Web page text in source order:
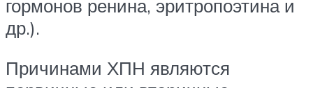
гормонов ренина, эритропоэтина и
др.).
Причинами ХПН являются